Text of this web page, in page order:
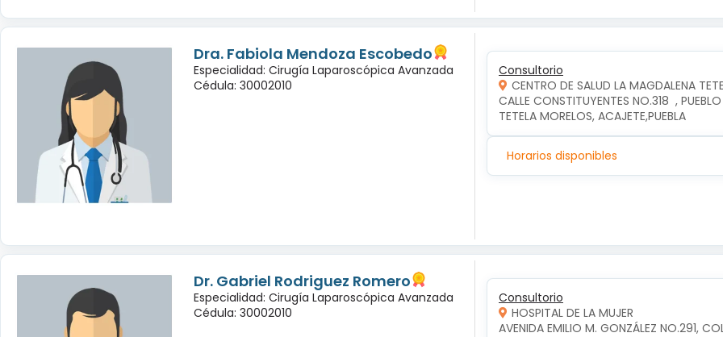
Dra. Fabiola Mendoza Escobedo
Especialidad: Cirugía Laparoscópica Avanzada
Cédula: 30002010
Consultorio
CENTRO DE SALUD LA MAGDALENA
CALLE CONSTITUYENTES NO.318  ,
TETELA MORELOS, ACAJETE,PUEBLA
Horarios disponibles
Dr. Gabriel Rodriguez Romero
Especialidad: Cirugía Laparoscópica Avanzada
Cédula: 30002010
Consultorio
HOSPITAL DE LA MUJER
AVENIDA EMILIO M. GONZÁLEZ NO.291,